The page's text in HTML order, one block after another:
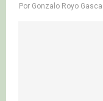
Por Gonzalo Royo Gasca